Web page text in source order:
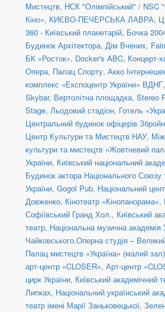
Мистецтв, НСК "Олімпійський" / NSC
Кіно», КИЄВО-ПЕЧЕРСЬКА ЛАВРА,
360 - Київський планетарій, Бочка
Будинок Архітектора, Дім Вчених,
БК «Росток», Docker's ABC, Концерт-
Опера, Палац Спорту, Акко
комплекс «Експоцентр України» ВДНГ,
Skybar, Вертолітна площадка, Stereo
Stage, Льодовий стадіон, Готель
Центральний будинок офіцерів
Центр Культури та Мистецтв НАУ,
культури та мистецтв «Жовтневий
України, Київський національний
Будинок актора Національного Союзу
України, Gogol Pub, Національний
Довженко, Кінотеатр «Кінопанорама»,
Софіївський Гранд Хол., Київський
театр, Національна музична академія
Чайковського.Оперна студія –
Палац мистецтв «Україна» (малий зал)
арт-центр «CLOSER», Арт-центр
цирк України, Київський академічний
Липках, Національний український
театр імені Марії Заньковецької,